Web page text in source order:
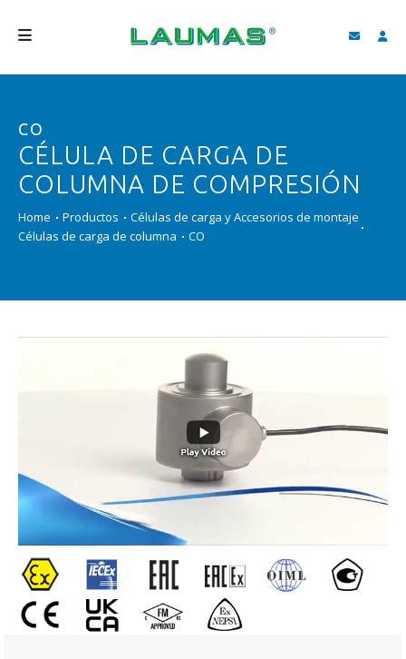
PRODUCTOS
SERVICIOS
VIDEO
CO
CÉLULA DE CARGA DE
COLUMNA DE COMPRESIÓN
Home Productos
Células de carga y Accesorios de montaje
Células de carga de columna
CO